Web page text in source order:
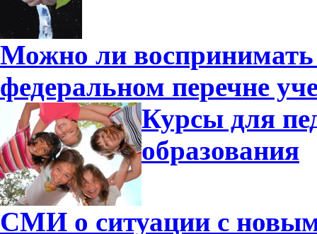
Можно ли
федеральном перечне
Курсы для
образования
СМИ о ситуации с